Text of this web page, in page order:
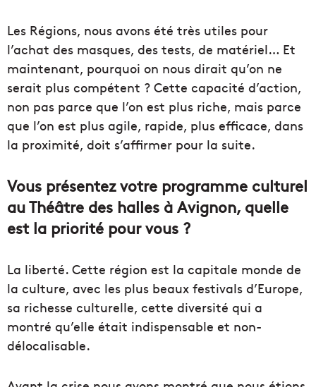
Les Régions, nous avons été très utiles pour
l’achat des masques, des tests, de matériel… Et
maintenant, pourquoi on nous dirait qu’on ne
serait plus compétent ? Cette capacité d’action,
non pas parce que l’on est plus riche, mais parce
que l’on est plus agile, rapide, plus efficace, dans
la proximité, doit s’affirmer pour la suite.
Vous présentez votre programme culturel
au Théâtre des halles à Avignon, quelle
est la priorité pour vous ?
La liberté. Cette région est la capitale monde de
la culture, avec les plus beaux festivals d’Europe,
sa richesse culturelle, cette diversité qui a
montré qu’elle était indispensable et non-
délocalisable.